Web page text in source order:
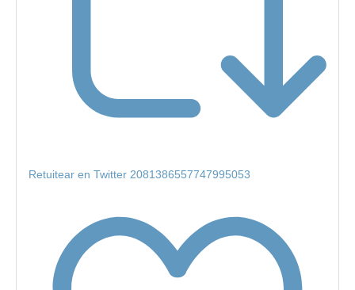
Retuitear en Twitter 2081386557747995053